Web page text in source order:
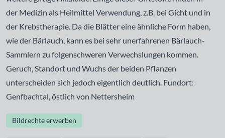
der Medizin als Heilmittel Verwendung, z.B. bei Gicht und in
der Krebstherapie. Da die Blätter eine ähnliche Form haben,
wie der Bärlauch, kann es bei sehr unerfahrenen Bärlauch-
Sammlern zu folgenschweren Verwechslungen kommen.
Geruch, Standort und Wuchs der beiden Pflanzen
unterscheiden sich jedoch eigentlich deutlich. Fundort:
Genfbachtal, östlich von Nettersheim
Bildrechte erwerben